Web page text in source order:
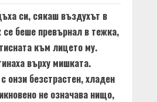
си, сякаш въздухът в
беше превърнал в тежка,
към лицето му.
върху мишката.
онзи безстрастен, хладен
не означава нищо,